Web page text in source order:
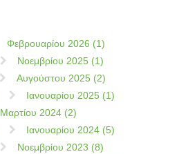
Φεβρουαρίου 2026 (1)
Νοεμβρίου 2025 (1)
Αυγούστου 2025 (2)
Ιανουαρίου 2025 (1)
Μαρτίου 2024 (2)
Ιανουαρίου 2024 (5)
Νοεμβρίου 2023 (8)